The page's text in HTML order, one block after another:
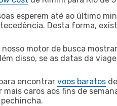
esperem até ao último
Desta forma,
nosso motor de busca
disso, se as datas da
encontrar voos baratos
caros aos fins de